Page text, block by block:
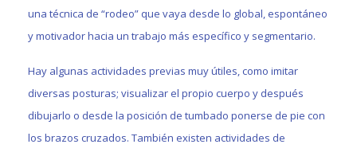
una técnica de “rodeo” que vaya desde lo global, espontáneo
y motivador hacia un trabajo más específico y segmentario.
Hay algunas actividades previas muy útiles, como imitar
diversas posturas; visualizar el propio cuerpo y después
dibujarlo o desde la posición de tumbado ponerse de pie con
los brazos cruzados. También existen actividades de